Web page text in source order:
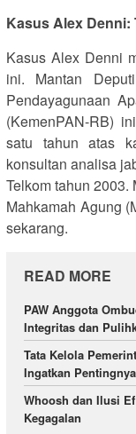
Kasus Alex Denni:
Kasus Alex Denni
ini. Mantan
Pendayagunaan
(KemenPAN-RB)
satu tahun atas
konsultan analisa
Telkom tahun
Mahkamah Agung
sekarang.
READ MORE
PAW Anggota
Integritas dan
Tata Kelola
Ingatkan
Whoosh dan Ilusi
Kegagalan